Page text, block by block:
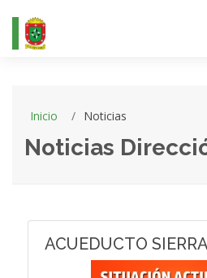
Inicio Noticias
Noticias
ACUEDUCTO